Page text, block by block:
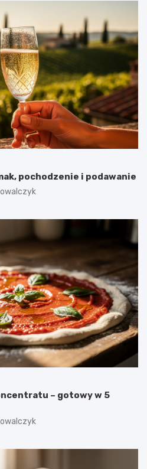
pochodzenie i podawanie
– gotowy w 5